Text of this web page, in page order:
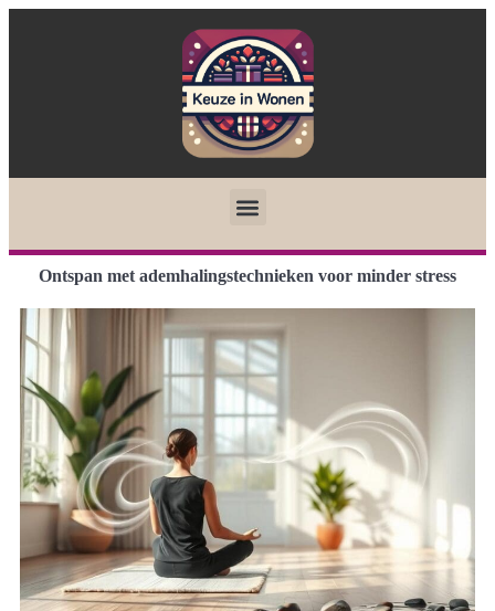
Ontspan met ademhalingstechnieken voor minder stress